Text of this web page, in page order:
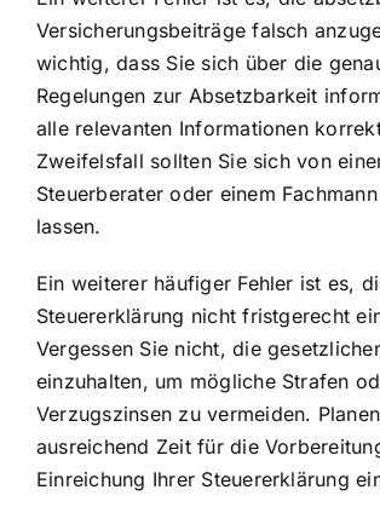
Versicherungsbeiträge falsch
wichtig, dass Sie sich über die
Regelungen zur Absetzbarkeit
alle relevanten Informationen
Zweifelsfall sollten Sie sich von
Steuerberater oder einem
lassen.
Ein weiterer häufiger Fehler ist es,
Steuererklärung nicht fristgerecht
Vergessen Sie nicht, die
einzuhalten, um mögliche Strafen
Verzugszinsen zu vermeiden.
ausreichend Zeit für die
Einreichung Ihrer Steuererklärung